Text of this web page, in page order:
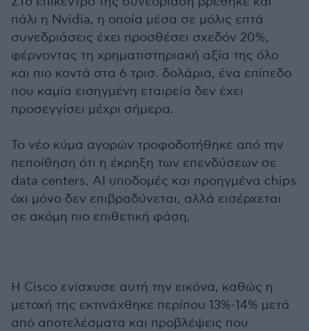
πάλι η Nvidia, η οποία μέσα σε μόλις επτά
συνεδριάσεις έχει προσθέσει σχεδόν 20%,
φέρνοντας τη χρηματιστηριακή αξία της όλο
και πιο κοντά στα 6 τρισ. δολάρια, ένα επίπεδο
που καμία εισηγμένη εταιρεία δεν έχει
προσεγγίσει μέχρι σήμερα.
Το νέο κύμα αγορών τροφοδοτήθηκε από την
πεποίθηση ότι η έκρηξη των επενδύσεων σε
data centers, AI υποδομές και προηγμένα chips
όχι μόνο δεν επιβραδύνεται, αλλά εισέρχεται
σε ακόμη πιο επιθετική φάση.
Η Cisco ενίσχυσε αυτή την εικόνα, καθώς η
μετοχή της εκτινάχθηκε περίπου 13%-14% μετά
από αποτελέσματα και προβλέψεις που